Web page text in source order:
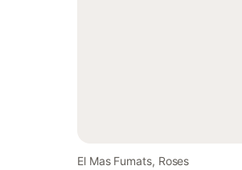
El Mas Fumats, Roses